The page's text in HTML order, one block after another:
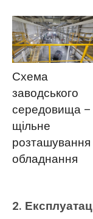
Схема
заводського
середовища –
щільне
розташування
обладнання
2.